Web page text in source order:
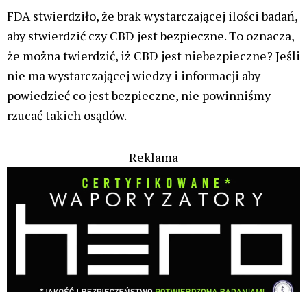
FDA stwierdziło, że brak wystarczającej ilości badań,
aby stwierdzić czy CBD jest bezpieczne. To oznacza,
że można twierdzić, iż CBD jest niebezpieczne? Jeśli
nie ma wystarczającej wiedzy i informacji aby
powiedzieć co jest bezpieczne, nie powinniśmy
rzucać takich osądów.
Reklama